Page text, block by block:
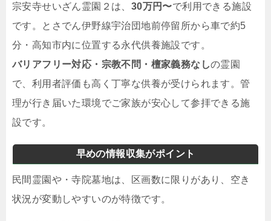
宗安寺せいざん霊園２は、 30万円〜で利用できる施設
です。とさでん伊野線宇治団地前停留所から車で約5
分・高知市内に位置する永代供養施設です。
バリアフリー対応・宗教不問・檀家義務なしの霊園
で、利用者評価も高く丁寧な供養が受けられます。管
理が行き届いた環境でご家族が安心して参拝できる施
設です。
早めの情報収集がポイント
民間霊園や・寺院墓地は、区画数に限りがあり、空き
状況が変動しやすいのが特徴です。